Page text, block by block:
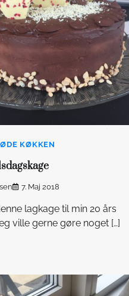
KØKKEN
7. Maj 2018
lagkage til min 20 års
ville gerne gøre noget […]